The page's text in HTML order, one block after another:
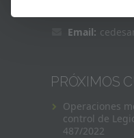
Email:
PRÓXIMOS
Operaciones
control de
487/2022